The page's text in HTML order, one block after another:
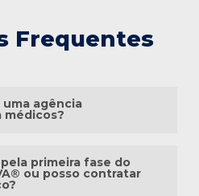
Frequentes
agência
médicos?
em publicidade.
primeira fase do
ou posso contratar